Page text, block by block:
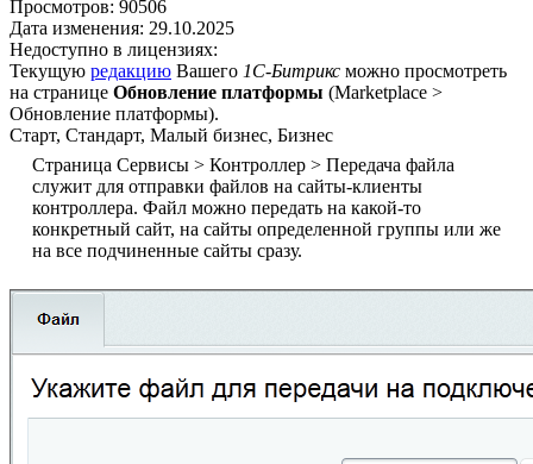
Просмотров: 90506
Дата изменения: 29.10.2025
Недоступно в лицензиях:
Текущую редакцию Вашего 1С-Битрикс можно просмотреть
на странице Обновление платформы (Marketplace >
Обновление платформы).
Старт, Стандарт, Малый бизнес, Бизнес
Страница Сервисы > Контроллер > Передача файла
служит для отправки файлов на сайты-клиенты
контроллера. Файл можно передать на какой-то
конкретный сайт, на сайты определенной группы или же
на все подчиненные сайты сразу.